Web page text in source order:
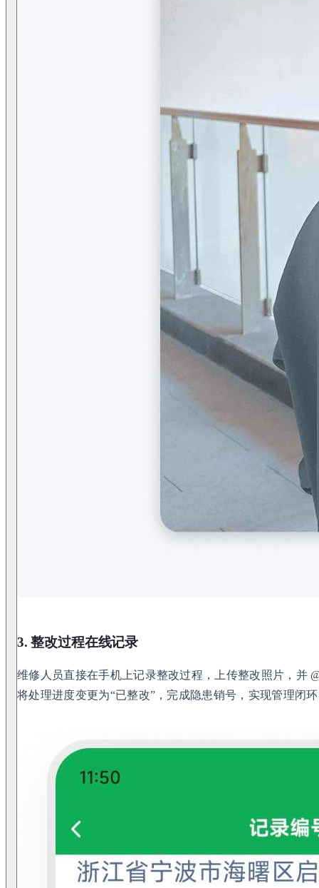
3. 整改过程在线记录
维修人员直接在手机上记录整改过程，上传整改照片，并
将处理进度变更为“已整改”，完成隐患销号，实现管理闭